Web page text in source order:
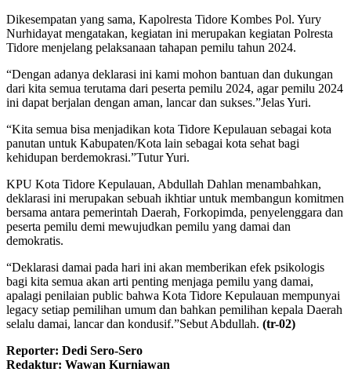
Dikesempatan yang sama, Kapolresta Tidore Kombes Pol. Yury
Nurhidayat mengatakan, kegiatan ini merupakan kegiatan Polresta
Tidore menjelang pelaksanaan tahapan pemilu tahun 2024.
“Dengan adanya deklarasi ini kami mohon bantuan dan dukungan
dari kita semua terutama dari peserta pemilu 2024, agar pemilu 2024
ini dapat berjalan dengan aman, lancar dan sukses.”Jelas Yuri.
“Kita semua bisa menjadikan kota Tidore Kepulauan sebagai kota
panutan untuk Kabupaten/Kota lain sebagai kota sehat bagi
kehidupan berdemokrasi.”Tutur Yuri.
KPU Kota Tidore Kepulauan, Abdullah Dahlan menambahkan,
deklarasi ini merupakan sebuah ikhtiar untuk membangun komitmen
bersama antara pemerintah Daerah, Forkopimda, penyelenggara dan
peserta pemilu demi mewujudkan pemilu yang damai dan
demokratis.
“Deklarasi damai pada hari ini akan memberikan efek psikologis
bagi kita semua akan arti penting menjaga pemilu yang damai,
apalagi penilaian public bahwa Kota Tidore Kepulauan mempunyai
legacy setiap pemilihan umum dan bahkan pemilihan kepala Daerah
selalu damai, lancar dan kondusif.”Sebut Abdullah. (tr-02)
Reporter: Dedi Sero-Sero
Redaktur: Wawan Kurniawan